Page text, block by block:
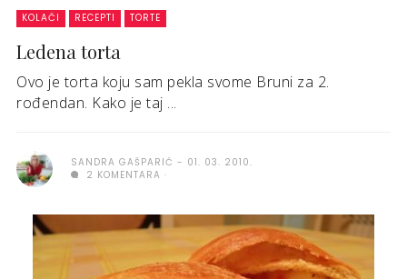
KOLAČI RECEPTI TORTE
Ledena torta
Ovo je torta koju sam pekla svome Bruni za 2.
rođendan. Kako je taj ...
SANDRA GAŠPARIĆ
01. 03. 2010.
2 KOMENTARA